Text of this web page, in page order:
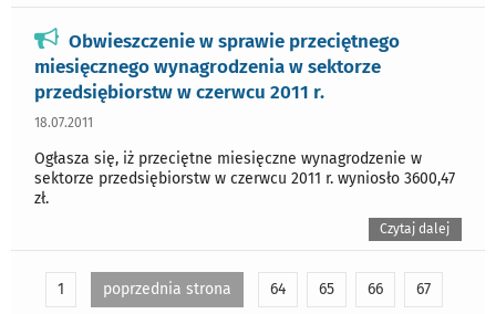
Obwieszczenie w sprawie przeciętnego
miesięcznego wynagrodzenia w sektorze
przedsiębiorstw w czerwcu 2011 r.
18.07.2011
Ogłasza się, iż przeciętne miesięczne wynagrodzenie w
sektorze przedsiębiorstw w czerwcu 2011 r. wyniosło 3600,47
zł.
Czytaj dalej
1 poprzednia strona 64 65 66 67